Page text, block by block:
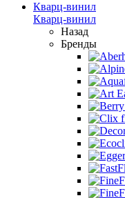
Кварц-винил
Кварц-винил
Назад
Бренды